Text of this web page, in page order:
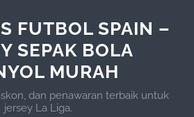
FUTBOL SPAIN –
SEPAK BOLA
MURAH
dan penawaran terbaik untuk
jersey La Liga.